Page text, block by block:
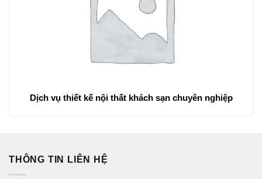
Dịch vụ thiết kế nội thất khách sạn chuyên nghiệp
THÔNG TIN LIÊN HỆ